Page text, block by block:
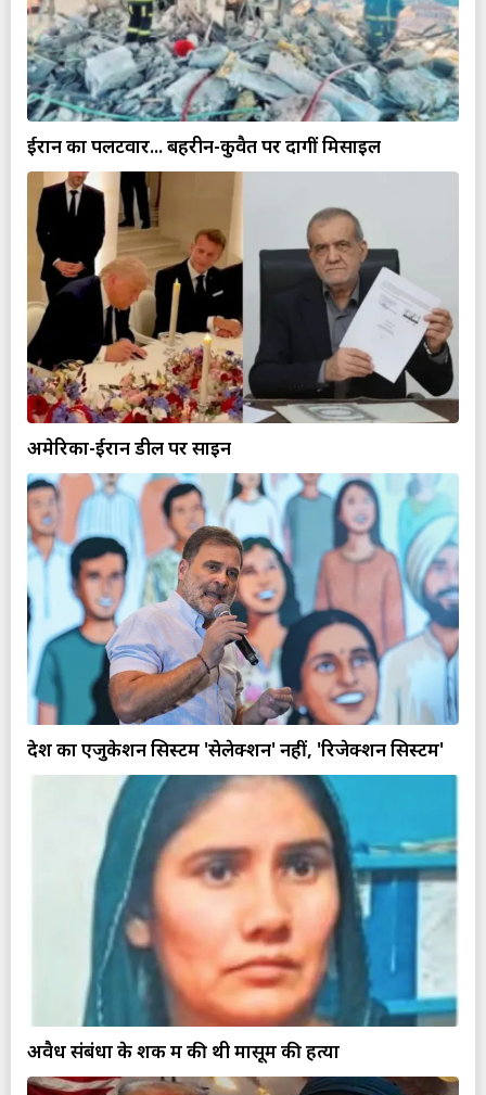
ईरान का पलटवार... बहरीन-कुवैत पर दागीं मिसाइलें
अमेरिका-ईरान डील पर साइन
देश का एजुकेशन सिस्टम 'सेलेक्शन' नहीं, 'रिजेक्शन सिस्टम'
अवैध संबंधों के शक में की थी मासूम की हत्या